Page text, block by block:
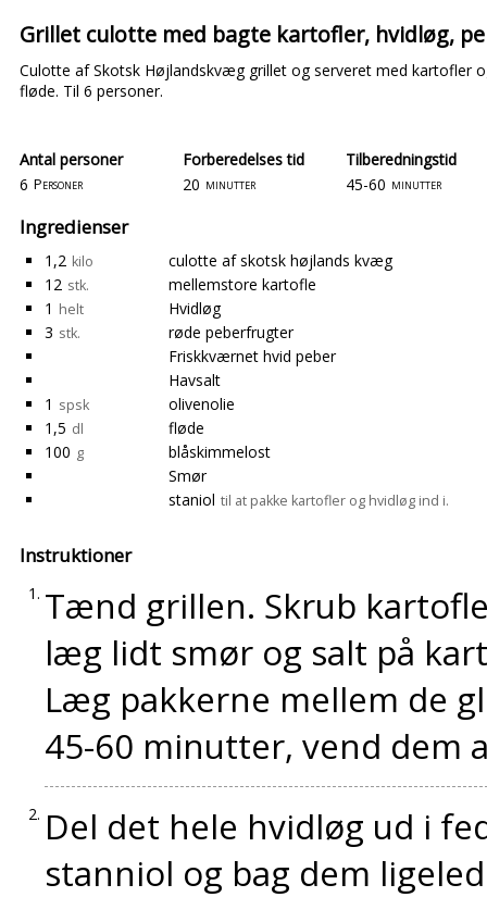
Grillet culotte med bagte kartofler, hvidløg,
Culotte af Skotsk Højlandskvæg grillet og serveret med kartofler
fløde. Til 6 personer.
Antal personer
Forberedelses tid
6 Personer 20 minutter
Tilberedningstid
45-60 minutter
Ingredienser
1,2 kilo
culotte af skotsk højlands kvæg
12 stk.
mellemstore kartofle
1 helt
Hvidløg
3 stk.
røde peberfrugter
Friskkværnet hvid peber
Havsalt
1 spsk
olivenolie
1,5 dl
fløde
100 g
blåskimmelost
Smør
staniol til at pakke kartofler og hvidløg ind i.
Instruktioner
Tænd grillen. Skrub
læg lidt smør og salt på
Læg pakkerne mellem de
45-60 minutter, vend dem
Del det hele hvidløg ud i
stanniol og bag dem